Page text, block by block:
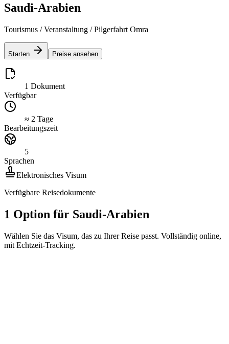
Saudi-Arabien
Tourismus / Veranstaltung / Pilgerfahrt Omra
Starten Preise ansehen
1 Dokument
Verfügbar
≈ 2 Tage
Bearbeitungszeit
5
Sprachen
Elektronisches Visum
Verfügbare Reisedokumente
1 Option für Saudi-Arabien
Wählen Sie das Visum, das zu Ihrer Reise passt. Vollständig online,
mit Echtzeit-Tracking.